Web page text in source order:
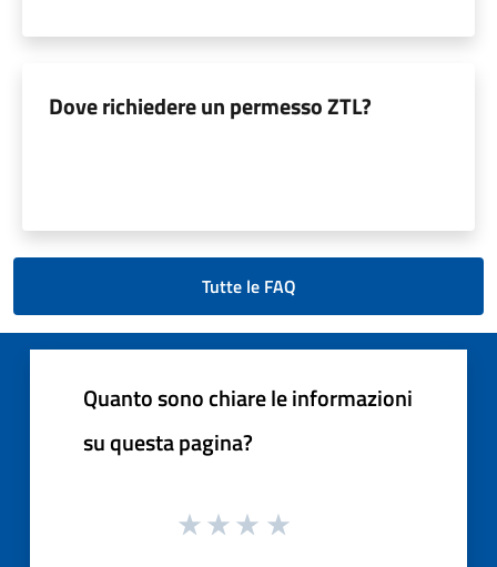
Dove richiedere un permesso ZTL?
Tutte le FAQ
Quanto sono chiare le informazioni
su questa pagina?